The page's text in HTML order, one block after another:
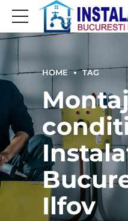
HOME TAG
Ilfov